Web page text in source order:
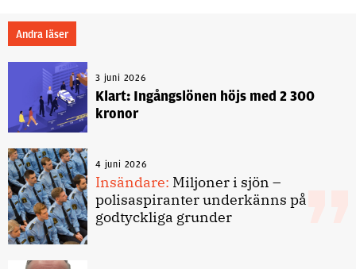
Andra läser
3 juni 2026
Klart: Ingångslönen höjs med 2 300
kronor
4 juni 2026
Insändare: Miljoner i sjön –
polisaspiranter underkänns på
godtyckliga grunder